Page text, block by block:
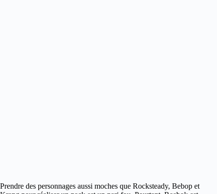
Prendre des personnages aussi moches que Rocksteady, Bebop et